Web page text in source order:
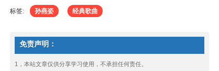
标签: 孙燕姿 经典歌曲
免责声明：
1，本站文章仅供分享学习使用，不承担任何责任。